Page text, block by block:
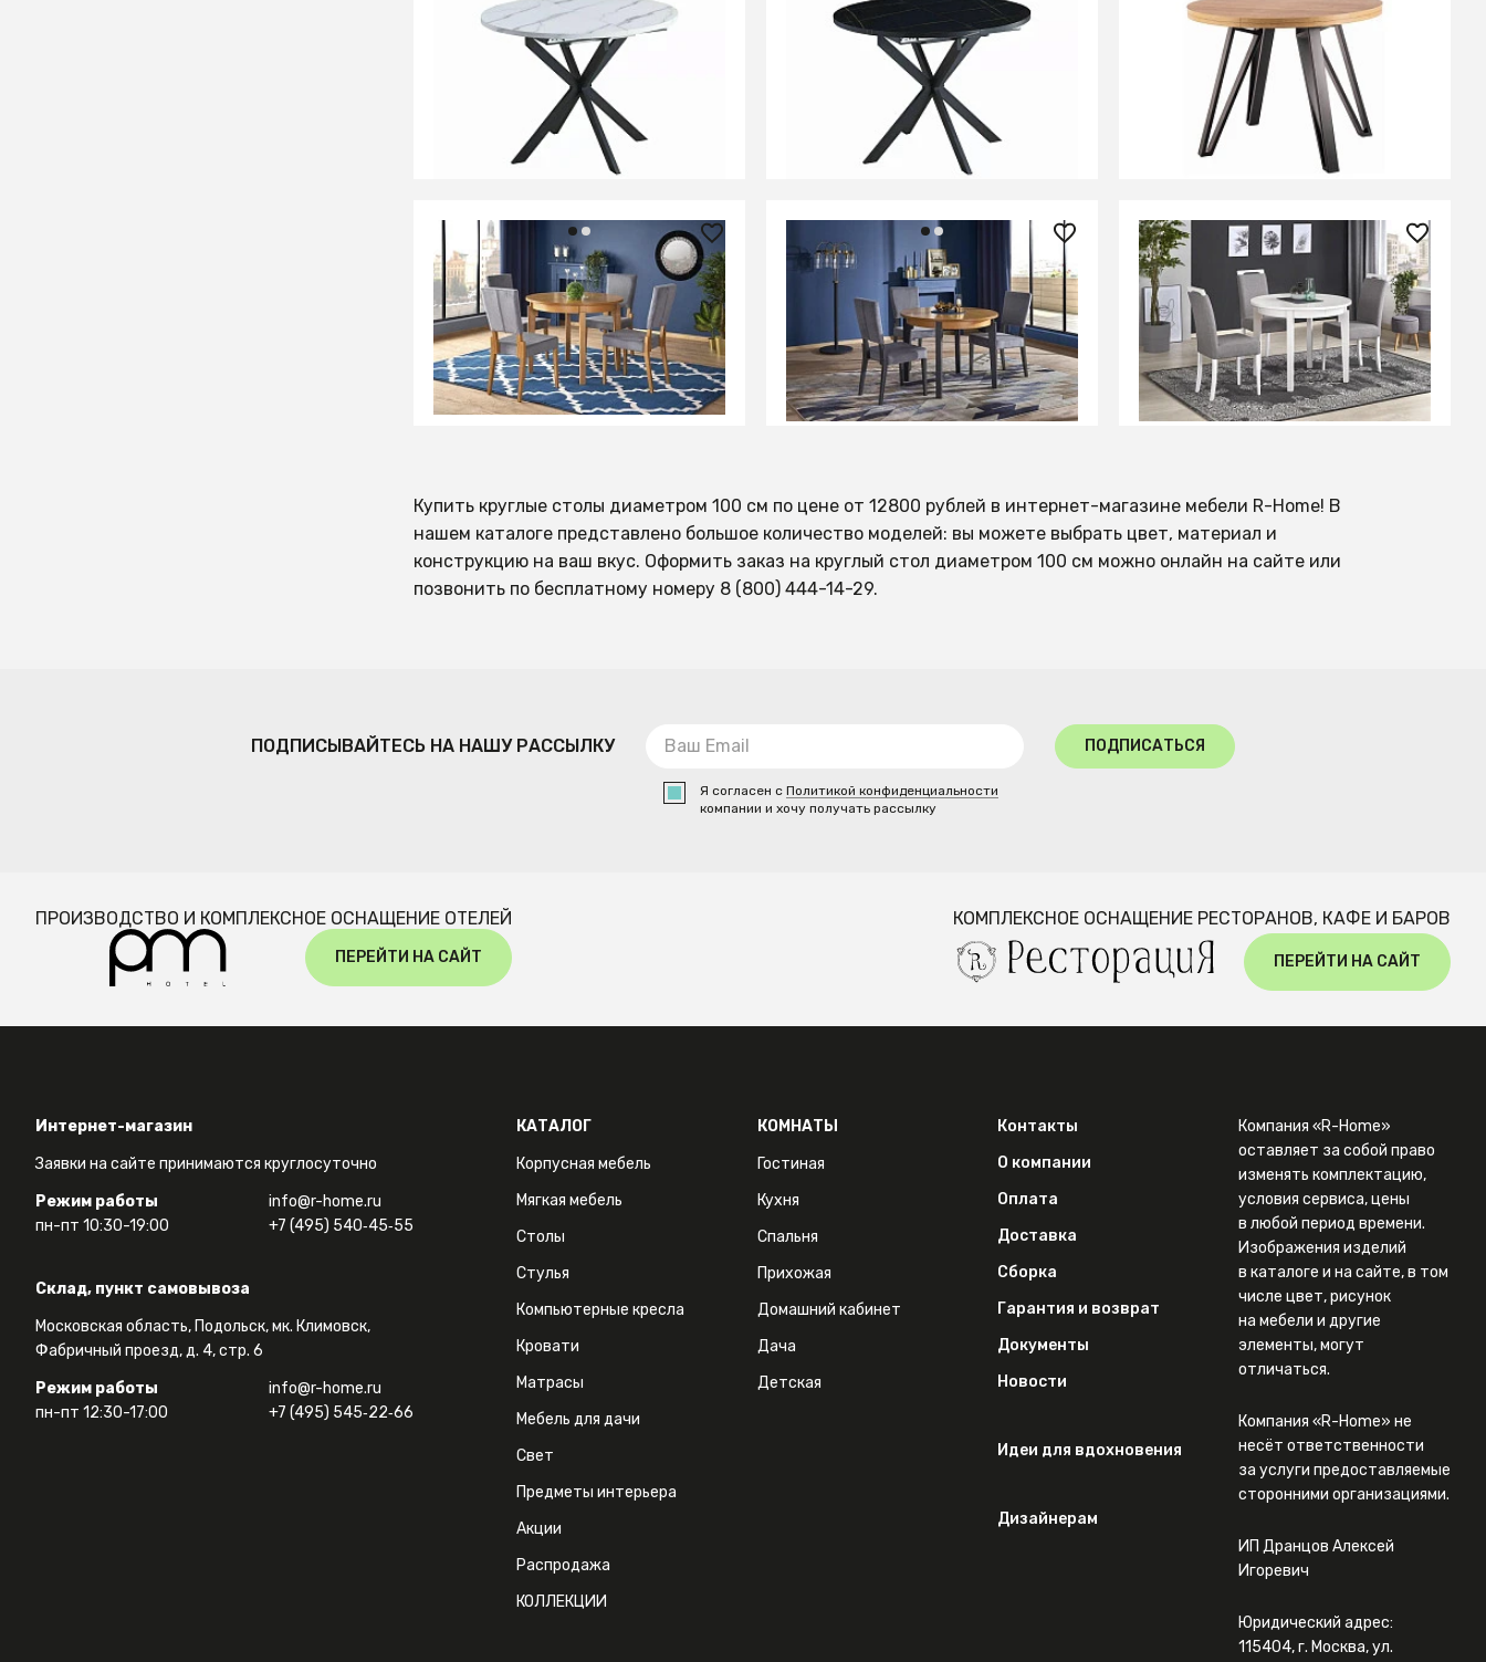
47 330 ₽
Стол обеденный Signal GASTON
100 раскладной (белый мрамор/
СООБЩИТЬ О ПОСТУПЛЕНИИ
Временно отсутствует
47 330 ₽
Стол обеденный Signal GASTON
100 раскладной (черный мрамор/
СООБЩИТЬ О ПОСТУПЛЕНИИ
Временно отсутствует
113 900 ₽
Стол обеденный Signal GALAXY
раскладной (дуб артизан/
черный)
СООБЩИТЬ О ПОСТУПЛЕНИИ
Временно отсутствует
76 377 ₽
Стол обеденный Halmar SORBUS,
раскладной (дуб медовый)
СООБЩИТЬ О ПОСТУПЛЕНИИ
Временно отсутствует
86 400 ₽
Стол обеденный Halmar SORBUS,
раскладной (дуб медовый/
графит)
СООБЩИТЬ О ПОСТУПЛЕНИИ
Временно отсутствует
76 377 ₽
Стол обеденный Halmar SORBUS,
раскладной (белый)
СООБЩИТЬ О ПОСТУПЛЕНИИ
Временно отсутствует
Купить круглые столы диаметром 100 см по цене от 12800 рублей в интернет-магазине мебели R-Home! В
нашем каталоге представлено большое количество моделей: вы можете выбрать цвет, материал и
конструкцию на ваш вкус. Оформить заказ на круглый стол диаметром 100 см можно онлайн на сайте или
позвонить по бесплатному номеру 8 (800) 444-14-29.
ПОДПИСЫВАЙТЕСЬ НА НАШУ РАССЫЛКУ
Я согласен с Политикой конфиденциальности
компании и хочу получать рассылку
ПОДПИСАТЬСЯ
ПРОИЗВОДСТВО И КОМПЛЕКСНОЕ ОСНАЩЕНИЕ ОТЕЛЕЙ
ПЕРЕЙТИ НА САЙТ
КОМПЛЕКСНОЕ ОСНАЩЕНИЕ РЕСТОРАНОВ, КАФЕ И БАРОВ
ПЕРЕЙТИ НА САЙТ
Интернет-магазин
Заявки на сайте принимаются круглосуточно
Режим работы
пн-пт 10:30-19:00
info@r-home.ru
+7 (495) 540‑45‑55
Склад, пункт самовывоза
Московская область, Подольск, мк. Климовск,
Фабричный проезд, д. 4, стр. 6
Режим работы
пн-пт 12:30-17:00
info@r-home.ru
+7 (495) 545‑22‑66
КАТАЛОГ
Корпусная мебель
Мягкая мебель
Столы
Стулья
Компьютерные кресла
Кровати
Матрасы
Мебель для дачи
Свет
Предметы интерьера
Акции
Распродажа
КОЛЛЕКЦИИ
КОМНАТЫ
Гостиная
Кухня
Спальня
Прихожая
Домашний кабинет
Дача
Детская
Контакты
О компании
Оплата
Доставка
Сборка
Гарантия и возврат
Документы
Новости
Идеи для вдохновения
Дизайнерам
Компания «R-Home»
оставляет за собой право
изменять комплектацию,
условия сервиса, цены
в любой период времени.
Изображения изделий
в каталоге и на сайте, в том
числе цвет, рисунок
на мебели и другие
элементы, могут
отличаться.
Компания «R-Home» не
несёт ответственности
за услуги предоставляемые
сторонними организациями.
ИП Дранцов Алексей
Игоревич
Юридический адрес:
115404, г. Москва, ул.